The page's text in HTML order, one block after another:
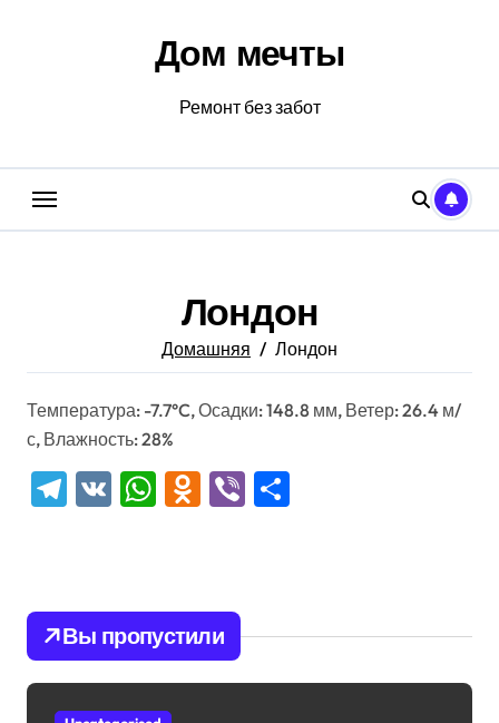
Дом мечты
Ремонт без забот
Лондон
Домашняя Лондон
Температура: -7.7°C, Осадки: 148.8 мм, Ветер: 26.4 м/
с, Влажность: 28%
Telegram
VK WhatsApp
Odnoklassniki
Viber
Вы пропустили